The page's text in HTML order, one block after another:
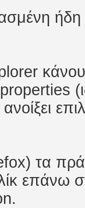
τα
επάνω